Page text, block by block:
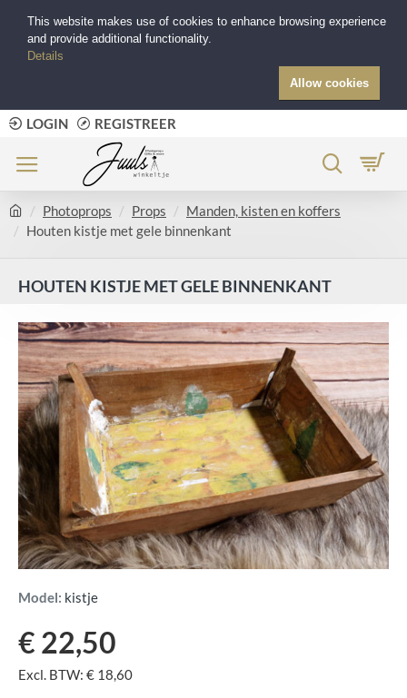
LOGIN REGISTREER
Photoprops Props
Manden, kisten en koffers
Houten kistje met gele binnenkant
HOUTEN KISTJE MET GELE BINNENKANT
Model: kistje
€ 22,50
Excl. BTW: € 18,60
This website makes use of cookies to enhance browsing experience
and provide additional functionality.
Details
Allow cookies